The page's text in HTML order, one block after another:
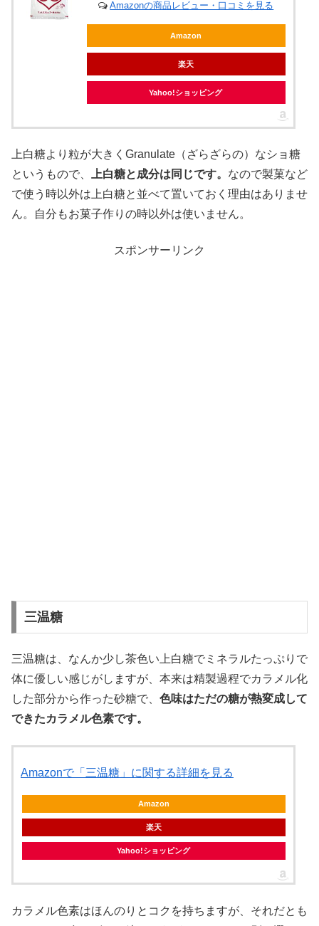
Amazonの商品レビュー・口コミを見る
Amazon
楽天
Yahoo!ショッピング
上白糖より粒が大きくGranulate（ざらざらの）なショ糖
というもので、
上白糖と成分は同じです。 なので製菓など
で使う時以外は上白糖と並べて置いておく理由はありませ
ん。自分もお菓子作りの時以外は使いません。
スポンサーリンク
三温糖
三温糖は、なんか少し茶色い上白糖でミネラルたっぷりで
体に優しい感じがしますが、本来は精製過程でカラメル化
した部分から作った砂糖で、 色味はただの糖が熱変成して
できたカラメル色素です。
Amazonで「三温糖」に関する詳細を見る
Amazon
楽天
Yahoo!ショッピング
カラメル色素はほんのりとコクを持ちますが、それだとも